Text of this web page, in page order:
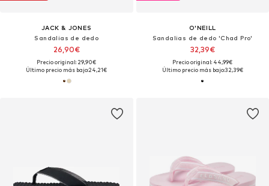
JACK & JONES
Sandalias de dedo
26,90€
Precio original: 29,90€
Último precio más bajo:24,21€
O'NEILL
Sandalias de dedo 'Chad Pro'
32,39€
Precio original: 44,99€
Último precio más bajo:32,39€